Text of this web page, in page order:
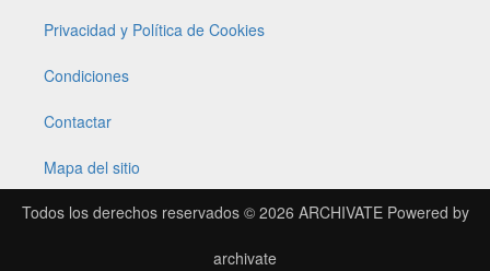
Privacidad y Política de Cookies
Condiciones
Contactar
Mapa del sitio
Todos los derechos reservados © 2026 ARCHIVATEPowered by
archivate